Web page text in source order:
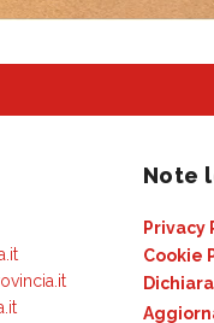
Note
Privacy
Cookie